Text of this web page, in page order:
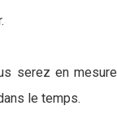
serez en
le temps.